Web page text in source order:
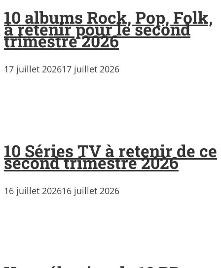
10 albums Rock, Pop, Folk,
à retenir pour le second
trimestre 2026
17 juillet 202617 juillet 2026
10 Séries TV à retenir de ce
second trimestre 2026
16 juillet 202616 juillet 2026